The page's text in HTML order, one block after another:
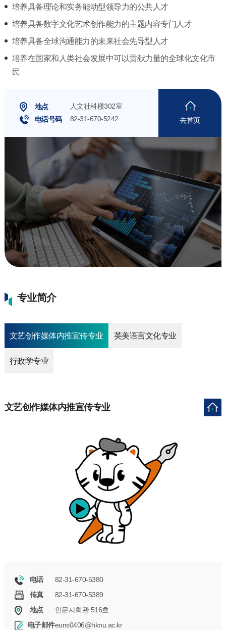
培养具备理论和实务能动型领导力的公共人才
培养具备数字文化艺术创作能力的主题内容专门人才
培养具备全球沟通能力的未来社会先导型人才
培养在国家和人类社会发展中可以贡献力量的全球化文化市
民
地点
人文社科楼302室
电话号码
82-31-670-5242 去首页
专业简介
文艺创作媒体内推宣传专业 英美语言文化专业
行政学专业
文艺创作媒体内推宣传专业
电话
82-31-670-5380
传真
82-31-670-5389
地点
인문사회관 516호
电子邮件euns0406@hknu.ac.kr